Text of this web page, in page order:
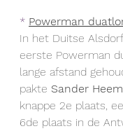
* Powerman
In het Duitse
eerste Powerman
lange afstand
pakte Sander
knappe 2e plaats,
6de plaats in de